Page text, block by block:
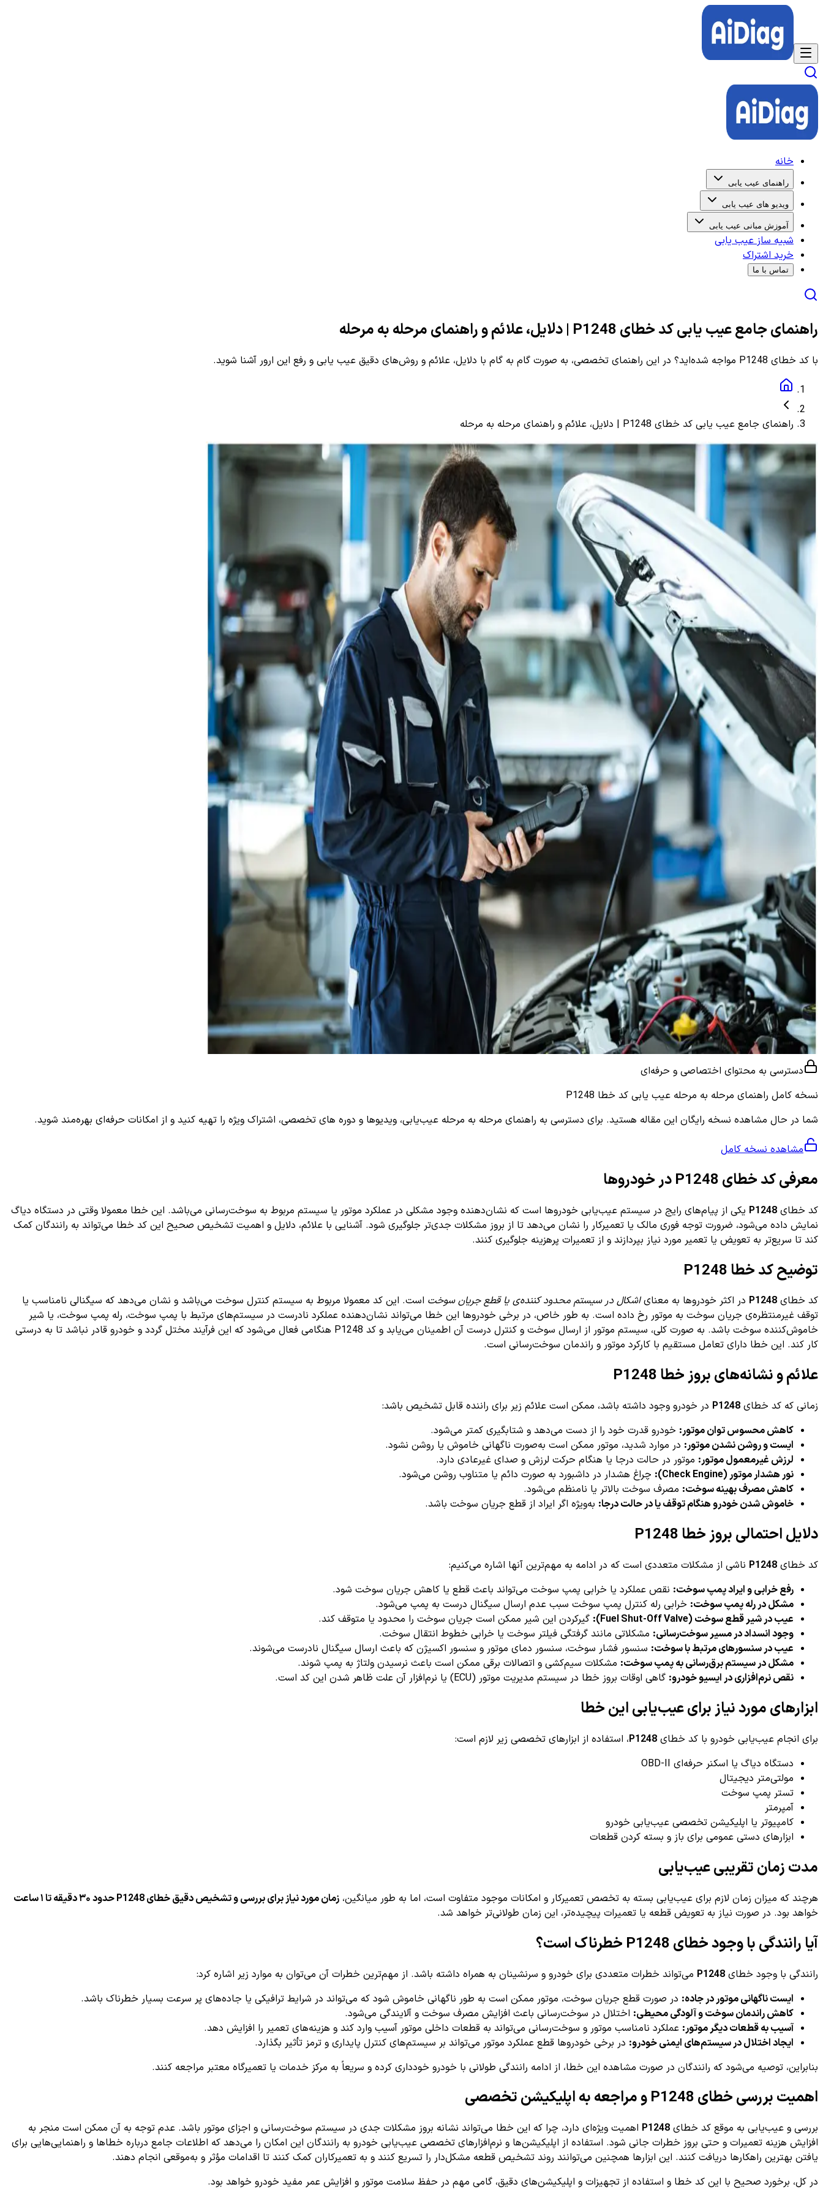
خانه
راهنمای عیب یابی
ویدیو های عیب یابی
آموزش مبانی عیب یابی
شبیه ساز عیب یابی
خرید اشتراک
تماس با ما
راهنمای جامع عیب یابی کد خطای P1248 | دلایل، علائم و راهنمای مرحله به مرحله
با کد خطای P1248 مواجه شده‌اید؟ در این راهنمای تخصصی، به صورت گام به گام با دلایل، علائم و روش‌های دقیق عیب یابی و رفع این ارور آشنا شوید.
راهنمای جامع عیب یابی کد خطای P1248 | دلایل، علائم و راهنمای مرحله به مرحله
دسترسی به محتوای اختصاصی و حرفه‌ای
نسخه کامل راهنمای مرحله به مرحله عیب یابی کد خطا P1248
شما در حال مشاهده نسخه رایگان این مقاله هستید. برای دسترسی به راهنمای مرحله به مرحله عیب‌یابی، ویدیوها و دوره های تخصصی، اشتراک ویژه را تهیه کنید و از امکانات حرفه‌ای بهره‌مند شوید.
مشاهده نسخه کامل
معرفی کد خطای P1248 در خودروها
کد خطای P1248 یکی از پیام‌های رایج در سیستم عیب‌یابی خودروها است که نشان‌دهنده وجود مشکلی در عملکرد موتور یا سیستم مربوط به سوخت‌رسانی می‌باشد. این خطا معمولا وقتی در دستگاه دیاگ
نمایش داده می‌شود، ضرورت توجه فوری مالک یا تعمیرکار را نشان می‌دهد تا از بروز مشکلات جدی‌تر جلوگیری شود. آشنایی با علائم، دلایل و اهمیت تشخیص صحیح این کد خطا می‌تواند به رانندگان کمک
کند تا سریع‌تر به تعویض یا تعمیر مورد نیاز بپردازند و از تعمیرات پرهزینه جلوگیری کنند.
توضیح کد خطا P1248
کد خطای P1248 در اکثر خودروها به معنایاشکال در سیستم محدود کننده‌ی یا قطع جریان سوخت است. این کد معمولا مربوط به سیستم کنترل سوخت می‌باشد و نشان می‌دهد که سیگنالی نامناسب یا
توقف غیرمنتظره‌ی جریان سوخت به موتور رخ داده است. به طور خاص، در برخی خودروها این خطا می‌تواند نشان‌دهنده عملکرد نادرست در سیستم‌های مرتبط با پمپ سوخت، رله پمپ سوخت، یا شیر
خاموش‌کننده سوخت باشد. به صورت کلی، سیستم موتور از ارسال سوخت و کنترل درست آن اطمینان می‌یابد و کد P1248 هنگامی فعال می‌شود که این فرآیند مختل گردد و خودرو قادر نباشد تا به درستی
کار کند. این خطا دارای تعامل مستقیم با کارکرد موتور و راندمان سوخت‌رسانی است.
علائم و نشانه‌های بروز خطا P1248
زمانی که کد خطای P1248 در خودرو وجود داشته باشد، ممکن است علائم زیر برای راننده قابل تشخیص باشد:
کاهش محسوس توان موتور: خودرو قدرت خود را از دست می‌دهد و شتابگیری کمتر می‌شود.
ایست و روشن نشدن موتور: در موارد شدید، موتور ممکن است به‌صورت ناگهانی خاموش یا روشن نشود.
لرزش غیرمعمول موتور: موتور در حالت درجا یا هنگام حرکت لرزش و صدای غیرعادی دارد.
نور هشدار موتور (Check Engine):
چراغ هشدار در داشبورد به صورت دائم یا متناوب روشن می‌شود.
کاهش مصرف بهینه سوخت: مصرف سوخت بالاتر یا نامنظم می‌شود.
خاموش شدن خودرو هنگام توقف یا در حالت درجا: به‌ویژه اگر ایراد از قطع جریان سوخت باشد.
دلایل احتمالی بروز خطا P1248
کد خطای P1248 ناشی از مشکلات متعددی است که در ادامه به مهم‌ترین آنها اشاره می‌کنیم:
رفع خرابی و ایراد پمپ سوخت: نقص عملکرد یا خرابی پمپ سوخت می‌تواند باعث قطع یا کاهش جریان سوخت شود.
مشکل در رله پمپ سوخت: خرابی رله کنترل پمپ سوخت سبب عدم ارسال سیگنال درست به پمپ می‌شود.
عیب در شیر قطع سوخت (Fuel Shut-Off Valve):
گیرکردن این شیر ممکن است جریان سوخت را محدود یا متوقف کند.
وجود انسداد در مسیر سوخت‌رسانی: مشکلاتی مانند گرفتگی فیلتر سوخت یا خرابی خطوط انتقال سوخت.
عیب در سنسورهای مرتبط با سوخت: سنسور فشار سوخت، سنسور دمای موتور و سنسور اکسیژن که باعث ارسال سیگنال نادرست می‌شوند.
مشکل در سیستم برق‌رسانی به پمپ سوخت: مشکلات سیم‌کشی و اتصالات برقی ممکن است باعث نرسیدن ولتاژ به پمپ شوند.
نقص نرم‌افزاری در ایسیو خودرو: گاهی اوقات بروز خطا در سیستم مدیریت موتور (ECU) یا نرم‌افزار آن علت ظاهر شدن این کد است.
ابزارهای مورد نیاز برای عیب‌یابی این خطا
برای انجام عیب‌یابی خودرو با کد خطای P1248، استفاده از ابزارهای تخصصی زیر لازم است:
دستگاه دیاگ یا اسکنر حرفه‌ای OBD-II
مولتی‌متر دیجیتال
تستر پمپ سوخت
آمپرمتر
کامپیوتر یا اپلیکیشن تخصصی عیب‌یابی خودرو
ابزارهای دستی عمومی برای باز و بسته کردن قطعات
مدت زمان تقریبی عیب‌یابی
هرچند که میزان زمان لازم برای عیب‌یابی بسته به تخصص تعمیرکار و امکانات موجود متفاوت است، اما به طور میانگین، زمان مورد نیاز برای بررسی و تشخیص دقیق خطای P1248 حدود ۳۰ دقیقه تا ۱ ساعت
خواهد بود. در صورت نیاز به تعویض قطعه یا تعمیرات پیچیده‌تر، این زمان طولانی‌تر خواهد شد.
آیا رانندگی با وجود خطای P1248 خطرناک است؟
رانندگی با وجود خطای P1248 می‌تواند خطرات متعددی برای خودرو و سرنشینان به همراه داشته باشد. از مهم‌ترین خطرات آن می‌توان به موارد زیر اشاره کرد:
ایست ناگهانی موتور در جاده: در صورت قطع جریان سوخت، موتور ممکن است به طور ناگهانی خاموش شود که می‌تواند در شرایط ترافیکی یا جاده‌های پر سرعت بسیار خطرناک باشد.
کاهش راندمان سوخت و آلودگی محیطی: اختلال در سوخت‌رسانی باعث افزایش مصرف سوخت و آلایندگی می‌شود.
آسیب به قطعات دیگر موتور: عملکرد نامناسب موتور و سوخت‌رسانی می‌تواند به قطعات داخلی موتور آسیب وارد کند و هزینه‌های تعمیر را افزایش دهد.
ایجاد اختلال در سیستم‌های ایمنی خودرو: در برخی خودروها قطع عملکرد موتور می‌تواند بر سیستم‌های کنترل پایداری و ترمز تأثیر بگذارد.
بنابراین، توصیه می‌شود که رانندگان در صورت مشاهده این خطا، از ادامه رانندگی طولانی با خودرو خودداری کرده و سریعاً به مرکز خدمات یا تعمیرگاه معتبر مراجعه کنند.
اهمیت بررسی خطای P1248 و مراجعه به اپلیکیشن تخصصی
بررسی و عیب‌یابی به موقع کد خطای P1248 اهمیت ویژه‌ای دارد، چرا که این خطا می‌تواند نشانه بروز مشکلات جدی در سیستم سوخت‌رسانی و اجزای موتور باشد. عدم توجه به آن ممکن است منجر به
افزایش هزینه تعمیرات و حتی بروز خطرات جانی شود. استفاده از اپلیکیشن‌ها و نرم‌افزارهای تخصصی عیب‌یابی خودرو به رانندگان این امکان را می‌دهد که اطلاعات جامع درباره خطاها و راهنمایی‌هایی برای
یافتن بهترین راهکارها دریافت کنند. این ابزارها همچنین می‌توانند روند تشخیص قطعه مشکل‌دار را تسریع کنند و به تعمیرکاران کمک کنند تا اقدامات مؤثر و به‌موقعی انجام دهند.
در کل، برخورد صحیح با این کد خطا و استفاده از تجهیزات و اپلیکیشن‌های دقیق، گامی مهم در حفظ سلامت موتور و افزایش عمر مفید خودرو خواهد بود.